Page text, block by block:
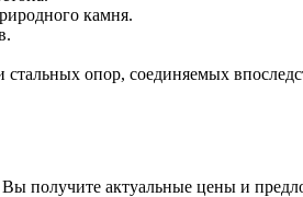
камня.
опор, соединяемых
получите актуальные цены и